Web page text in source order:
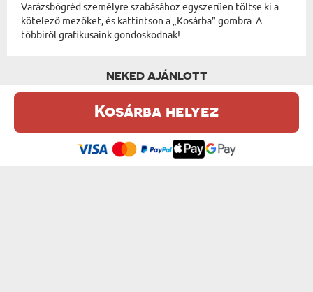
Kosárba helyez
Varázsbögréd személyre szabásához egyszerűen töltse ki a
kötelező mezőket, és kattintson a „Kosárba” gombra. A
többiről grafikusaink gondoskodnak!
NEKED AJÁNLOTT
Ez a weboldal sütiket (cookie-kat) használ. A sütikről bővebben az
Adatvédelmi Szabályzatban olvashatsz.. Elfogadom